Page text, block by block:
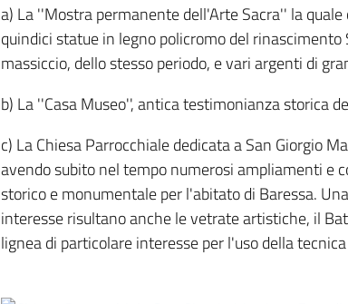
a) La ''Mostra permanente dell'Arte Sacra'' la
quindici statue in legno policromo del rinascimento
massiccio, dello stesso periodo, e vari argenti di
b) La ''Casa Museo'', antica testimonianza storica
c) La Chiesa Parrocchiale dedicata a San Giorgio
avendo subito nel tempo numerosi ampliamenti
storico e monumentale per l'abitato di Baressa.
interesse risultano anche le vetrate artistiche, il
lignea di particolare interesse per l'uso della